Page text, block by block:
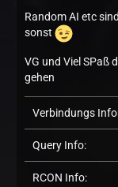
Random AI etc
sonst
VG und Viel SPaß
gehen
Verbindungs
Query Info:
RCON Info: